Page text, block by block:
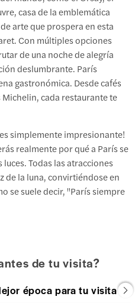
casa de la emblemática
arte que prospera en esta
Con múltiples opciones
de una noche de alegría
deslumbrante. París
gastronómica. Desde cafés
cada restaurante te
simplemente impresionante!
realmente por qué a París se
Todas las atracciones
de la luna, convirtiéndose en
se suele decir, "París siempre
de tu visita?
época para tu visita